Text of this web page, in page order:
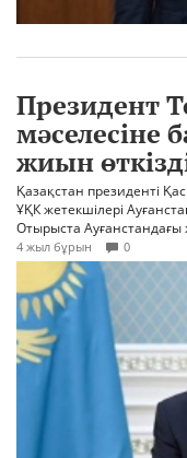
Президент
мәселесіне
жиын
Қазақстан президенті
ҰҚК жетекшілері
Отырыста Ауғанстандағы
4 жыл бұрын 0